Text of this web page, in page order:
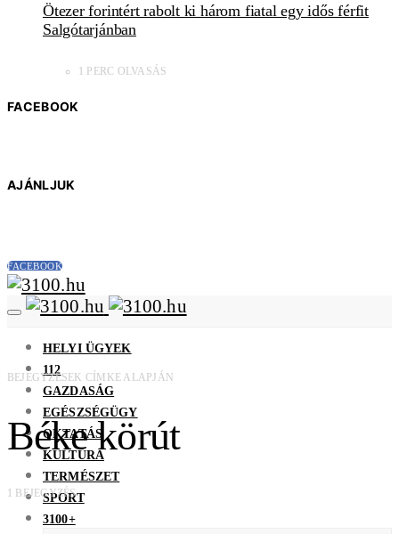
Ötezer forintért rabolt ki három fiatal egy idős férfit
Salgótarjánban
1 PERC OLVASÁS
FACEBOOK
AJÁNLJUK
FACEBOOK
HELYI ÜGYEK
112
GAZDASÁG
EGÉSZSÉGÜGY
OKTATÁS
KULTÚRA
TERMÉSZET
SPORT
3100+
BEJEGYZÉSEK CÍMKE ALAPJÁN
Béke körút
1 BEJEGYZÉS